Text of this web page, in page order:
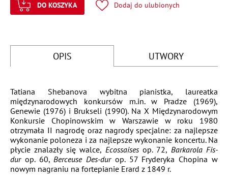
DO KOSZYKA Dodaj do ulubionych
OPIS UTWORY
Tatiana Shebanova wybitna pianistka, laureatka
międzynarodowych konkursów m.in. w Pradze (1969),
Genewie (1976) i Brukseli (1990). Na X Międzynarodowym
Konkursie Chopinowskim w Warszawie w roku 1980
otrzymała II nagrodę oraz nagrody specjalne: za najlepsze
wykonanie poloneza i za najlepsze wykonanie koncertu. Na
płycie znalazły się walce, Ecossaises op. 72, Barkarola Fis-
durop. 60, Berceuse Des-durop. 57 Fryderyka Chopina w
nowym nagraniu na fortepianie Erard z 1849 r.